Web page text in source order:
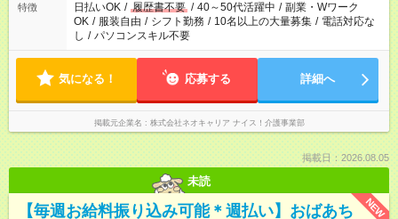
特徴 日払いOK / 履歴書不要 / 40～50代活躍中 / 副業・Wワーク
OK / 服装自由 / シフト勤務 / 10名以上の大量募集 / 電話対応な
し / パソコンスキル不要
気になる！ 応募する 詳細へ
掲載元企業名 株式会社ネオキャリア ナイス！介護事業部
掲載日：2026.08.05
未読
NEW
【毎週お給料振り込み可能＊週払い】おばあち